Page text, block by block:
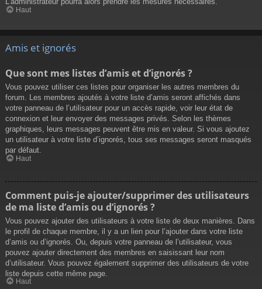
Haut
Amis et ignorés
Que sont mes listes d’amis et d’ignorés ?
Vous pouvez utiliser ces listes pour organiser les autres membres du
forum. Les membres ajoutés à votre liste d’amis seront affichés dans
votre panneau de l’utilisateur pour un accès rapide, voir leur état de
connexion et leur envoyer des messages privés. Selon les thèmes
graphiques, leurs messages peuvent être mis en valeur. Si vous ajoutez
un utilisateur à votre liste d’ignorés, tous ses messages seront masqués
par défaut.
Haut
Comment puis-je ajouter/supprimer des utilisateurs
de ma liste d’amis ou d’ignorés ?
Vous pouvez ajouter des utilisateurs à votre liste de deux manières. Dans
le profil de chaque membre, il y a un lien pour l’ajouter dans votre liste
d’amis ou d’ignorés. Ou, depuis votre panneau de l’utilisateur, vous
pouvez ajouter directement des membres en saisissant leur nom
d’utilisateur. Vous pouvez également supprimer des utilisateurs de votre
liste depuis cette même page.
Haut